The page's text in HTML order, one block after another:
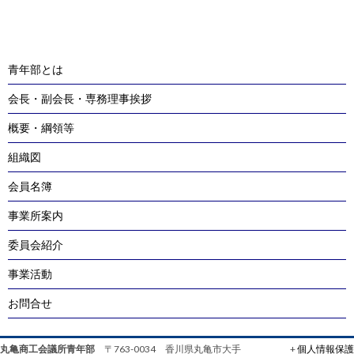
青年部とは
会長・副会長・専務理事挨拶
概要・綱領等
組織図
会員名簿
事業所案内
委員会紹介
事業活動
お問合せ
丸亀商工会議所青年部 〒763-0034 香川県丸亀市大手 +個人情報保護